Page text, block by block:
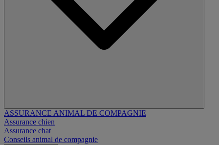
ASSURANCE ANIMAL DE COMPAGNIE
Assurance chien
Assurance chat
Conseils animal de compagnie